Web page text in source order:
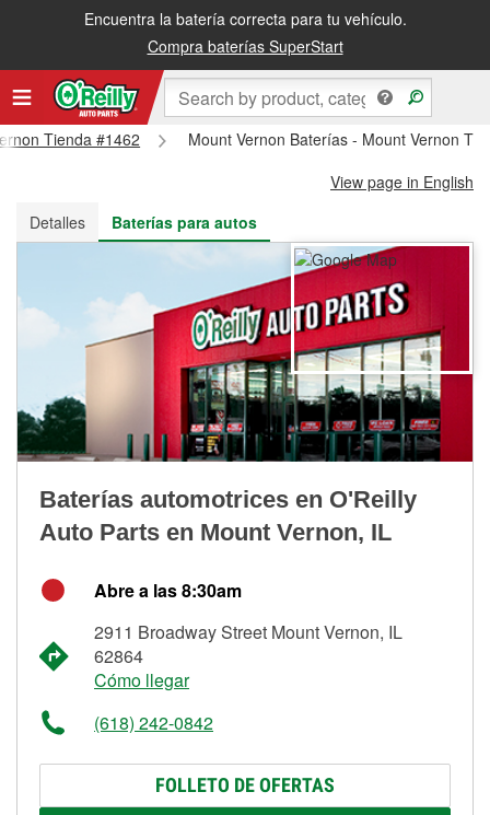
Encuentra la batería correcta para tu vehículo.
Compra baterías SuperStart
Recibe tu orden gratis al día siguiente o recógela en la tienda
Tienda #1462
Mount Vernon Baterías - Mount Vernon
View page in English
Detalles
Baterías para autos
Baterías automotrices en O'Reilly
Auto Parts en Mount Vernon, IL
Abre a las 8:30am
2911 Broadway Street Mount Vernon, IL
62864
Cómo llegar
(618) 242-0842
FOLLETO DE OFERTAS